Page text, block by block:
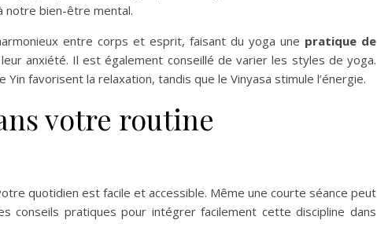
notre bien-être mental.
entre corps et esprit, faisant du yoga une pratique de
anxiété. Il est également conseillé de varier les styles de yoga.
favorisent la relaxation, tandis que le Vinyasa stimule l’énergie.
votre routine
quotidien est facile et accessible. Même une courte séance peut
conseils pratiques pour intégrer facilement cette discipline dans